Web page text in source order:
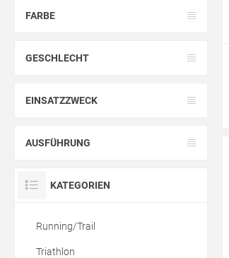
FARBE
GESCHLECHT
EINSATZZWECK
AUSFÜHRUNG
KATEGORIEN
Running/Trail
Triathlon